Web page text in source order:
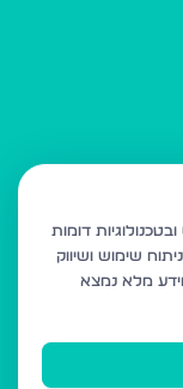
אתר רשות היחיד עושה שימוש בקבצי Cookie ובטכנולוגיות דומות
שימוש ושיווק
מלא נמצא